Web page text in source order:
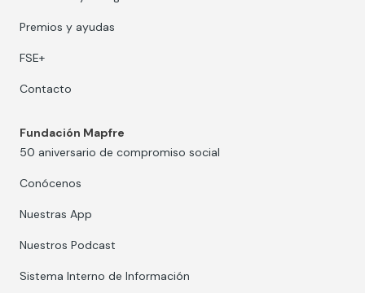
Premios y ayudas
FSE+
Contacto
Fundación Mapfre
50 aniversario de compromiso social
Conócenos
Nuestras App
Nuestros Podcast
Sistema Interno de Información